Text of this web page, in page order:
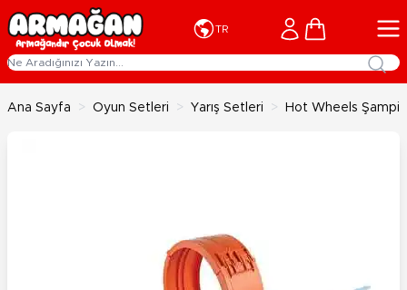
İçeriğe geç
TR Cart
Ana Sayfa > Oyun Setleri > Yarış Setleri > Hot Wheels